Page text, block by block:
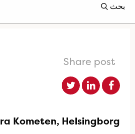
بحث
Share post
Kometen, Helsingborg